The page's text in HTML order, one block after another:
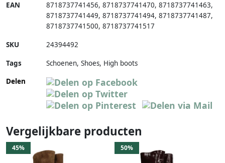
EAN 8718737741456, 8718737741470, 8718737741463,
8718737741449, 8718737741494, 8718737741487,
8718737741500, 8718737741517
SKU 24394492
Tags
Schoenen, Shoes, High boots
Delen
Vergelijkbare producten
45% 50%